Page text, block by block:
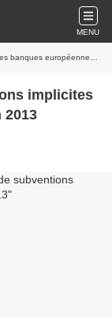
MENU
européennes en 2013
implicites
2013